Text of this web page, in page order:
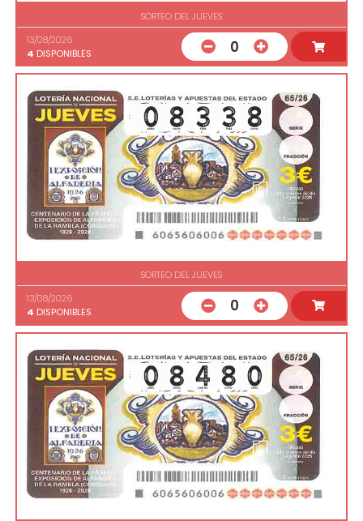
SORTEO DEL JUEVES
13/08/2026
4 DISPONIBLES 0
SORTEO DEL JUEVES
13/08/2026
4 DISPONIBLES 0